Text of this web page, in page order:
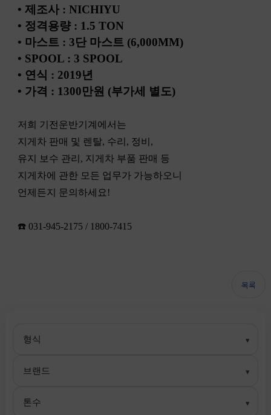
• 제조사 : NICHIYU
• 정격용량 : 1.5 TON
• 마스트 : 3단 마스트 (6,000MM)
• SPOOL : 3 SPOOL
• 연식 : 2019년
• 가격 : 1300만원 (부가세 별도)
저희 기전운반기계에서는
지게차 판매 및 렌탈, 수리 , 정비 ,
유지 보수 관리 , 지게차 부품 판매 등
지게차에 관한 모든 업무가 가능하오니
언제든지 문의하세요 !
☎️ 031-945-2175 / 1800-7415
목록